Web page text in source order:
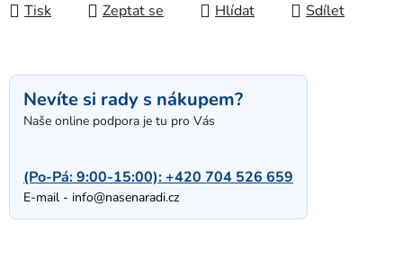
Tisk Zeptat se Hlídat Sdílet
Nevíte si rady s nákupem?
Naše online podpora je tu pro Vás
(Po-Pá: 9:00-15:00):+420 704 526 659
E-mail - info@nasenaradi.cz